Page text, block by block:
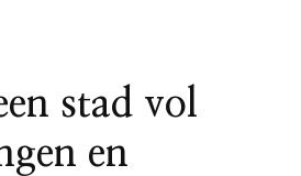
stad vol
en